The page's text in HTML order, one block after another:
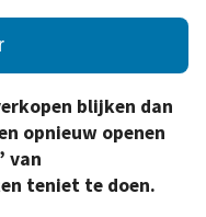
blijken dan
opnieuw openen
van
teniet te doen.